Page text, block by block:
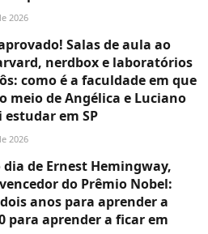
2026
Salas de aula ao
nerdbox e laboratórios
como é a faculdade em que
meio de Angélica e Luciano
estudar em SP
2026
dia de Ernest Hemingway,
do Prêmio Nobel:
dois anos para aprender a
para aprender a ficar em